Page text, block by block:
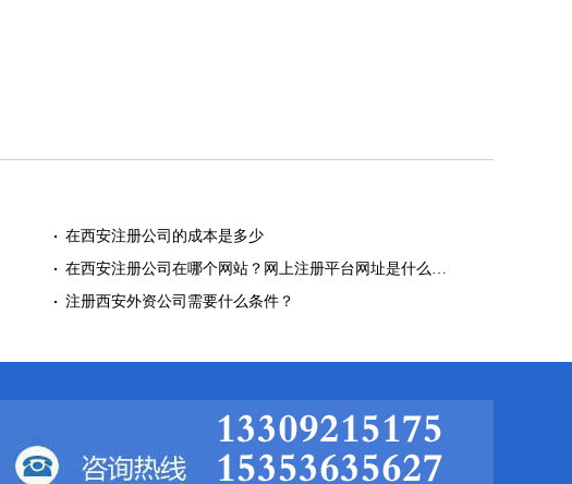
在西安注册公司的成本是多少
在西安注册公司在哪个网站？网上注册平台网址是什么…
注册西安外资公司需要什么条件？